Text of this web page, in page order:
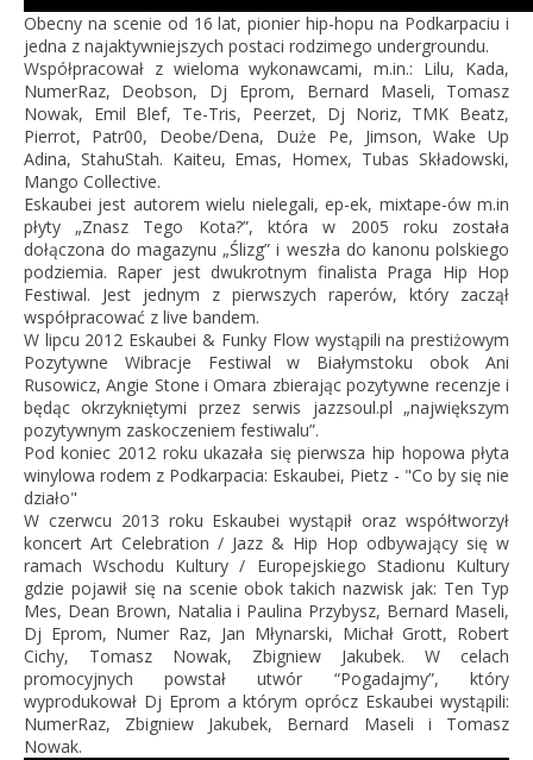
Obecny na scenie od 16 lat, pionier hip-hopu na Podkarpaciu i
jedna z najaktywniejszych postaci rodzimego undergroundu.
Współpracował z wieloma wykonawcami, m.in.: Lilu, Kada,
NumerRaz, Deobson, Dj Eprom, Bernard Maseli, Tomasz
Nowak, Emil Blef, Te-Tris, Peerzet, Dj Noriz, TMK Beatz,
Pierrot, Patr00, Deobe/Dena, Duże Pe, Jimson, Wake Up
Adina, StahuStah. Kaiteu, Emas, Homex, Tubas Składowski,
Mango Collective.
Eskaubei jest autorem wielu nielegali, ep-ek, mixtape-ów m.in
płyty „Znasz Tego Kota?”, która w 2005 roku została
dołączona do magazynu „Ślizg” i weszła do kanonu polskiego
podziemia. Raper jest dwukrotnym finalista Praga Hip Hop
Festiwal. Jest jednym z pierwszych raperów, który zaczął
współpracować z live bandem.
W lipcu 2012 Eskaubei & Funky Flow wystąpili na prestiżowym
Pozytywne Wibracje Festiwal w Białymstoku obok Ani
Rusowicz, Angie Stone i Omara zbierając pozytywne recenzje i
będąc okrzykniętymi przez serwis jazzsoul.pl „największym
pozytywnym zaskoczeniem festiwalu”.
Pod koniec 2012 roku ukazała się pierwsza hip hopowa płyta
winylowa rodem z Podkarpacia: Eskaubei, Pietz - "Co by się nie
działo"
W czerwcu 2013 roku Eskaubei wystąpił oraz współtworzył
koncert Art Celebration / Jazz & Hip Hop odbywający się w
ramach Wschodu Kultury / Europejskiego Stadionu Kultury
gdzie pojawił się na scenie obok takich nazwisk jak: Ten Typ
Mes, Dean Brown, Natalia i Paulina Przybysz, Bernard Maseli,
Dj Eprom, Numer Raz, Jan Młynarski, Michał Grott, Robert
Cichy, Tomasz Nowak, Zbigniew Jakubek. W celach
promocyjnych powstał utwór “Pogadajmy”, który
wyprodukował Dj Eprom a którym oprócz Eskaubei wystąpili:
NumerRaz, Zbigniew Jakubek, Bernard Maseli i Tomasz
Nowak.